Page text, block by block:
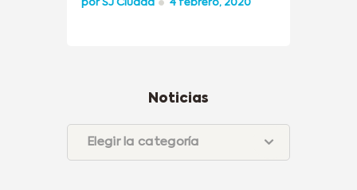
porSJ Ciudad 4 febrero, 2020
Noticias